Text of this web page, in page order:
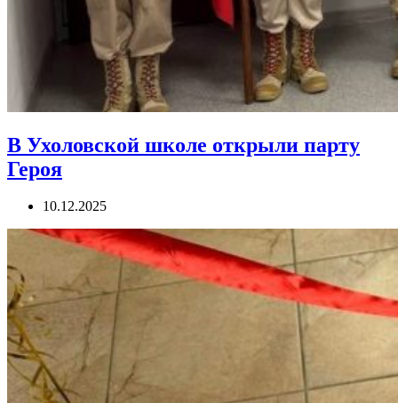
В Ухоловской школе открыли парту
Героя
10.12.2025